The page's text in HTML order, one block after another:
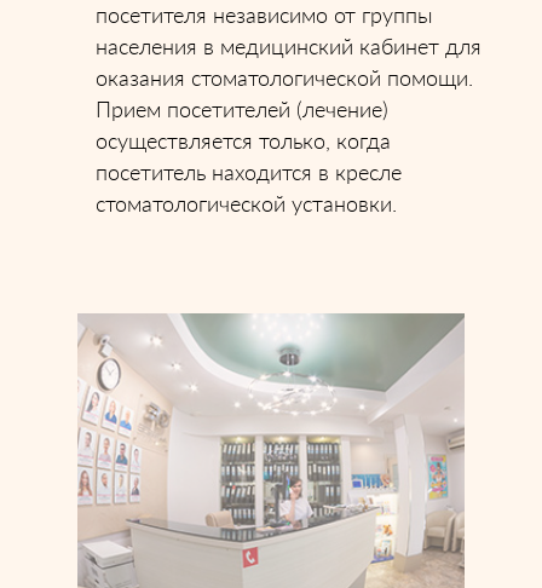
посетителя независимо от группы
населения в медицинский кабинет для
оказания стоматологической помощи.
Прием посетителей (лечение)
осуществляется только, когда
посетитель находится в кресле
стоматологической установки.